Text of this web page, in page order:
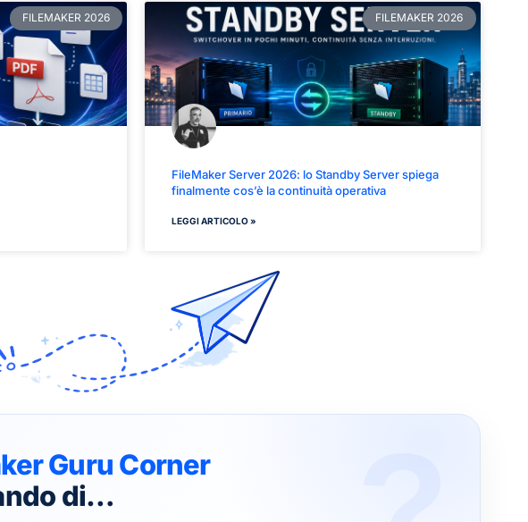
FILEMAKER 2026 FILEMAKER 2026
FileMaker Server 2026: lo Standby Server spiega
finalmente cos’è la continuità operativa
LEGGI ARTICOLO »
Guru Corner
di…